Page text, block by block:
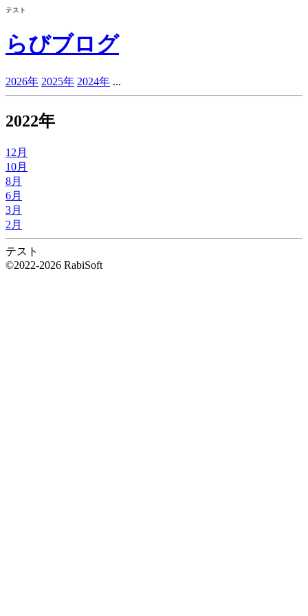
テスト
らびブログ
2026年 2025年 2024年 ...
2022年
12月
10月
8月
6月
3月
2月
テスト
©2022-2026 RabiSoft